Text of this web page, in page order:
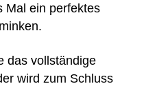
Mal ein perfektes
das vollständige
wird zum Schluss